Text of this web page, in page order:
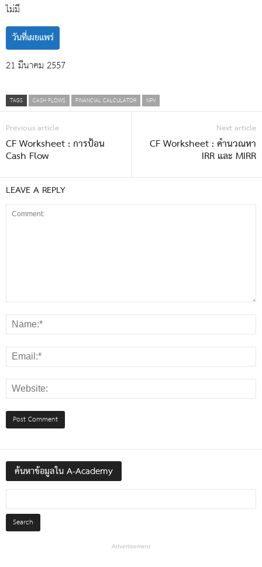
ไม่มี
วันที่เผยแพร่
21 มีนาคม 2557
TAGS CASH FLOWS FINANCIAL CALCULATOR NPV
Previous article
CF Worksheet : การป้อน
Cash Flow
Next article
CF Worksheet : คำนวณหา
IRR และ MIRR
LEAVE A REPLY
ค้นหาข้อมูลใน A-Academy
Advertisement